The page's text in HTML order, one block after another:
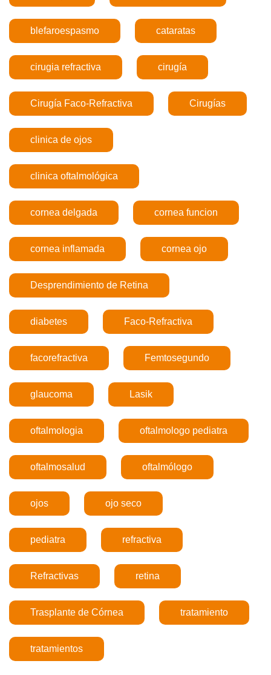
blefaroespasmo cataratas
cirugia refractiva cirugía
Cirugía Faco-Refractiva Cirugías
clinica de ojos
clinica oftalmológica
cornea delgada cornea funcion
cornea inflamada cornea ojo
Desprendimiento de Retina
diabetes Faco-Refractiva
facorefractiva Femtosegundo
glaucoma Lasik
oftalmologia oftalmologo pediatra
oftalmosalud oftalmólogo
ojos ojo seco
pediatra refractiva
Refractivas retina
Trasplante de Córnea tratamiento
tratamientos